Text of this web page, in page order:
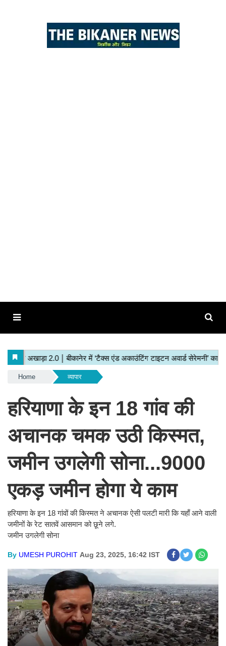
Home व्यापार
हरियाणा के इन 18 गांव की
अचानक चमक उठी किस्मत,
जमीन उगलेगी सोना...9000
एकड़ जमीन होगा ये काम
हरियाणा के इन 18 गांवों की किस्मत ने अचानक ऐसी पलटी मारी कि यहाँ आने वाली
जमीनों के रेट सातवें आसमान को छूने लगे.
जमीन उगलेगी सोना
By UMESH PUROHIT Aug 23, 2025, 16:42 IST